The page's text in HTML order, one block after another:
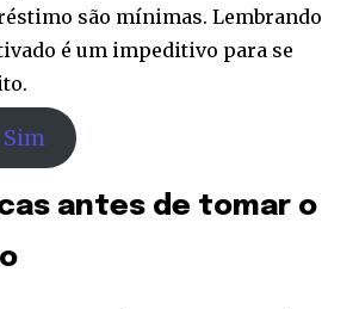
são mínimas. Lembrando
é um impeditivo para se
Sim
antes de tomar o